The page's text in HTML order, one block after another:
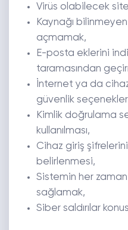
Virüs olabilecek
Kaynağı
açmamak,
E-posta eklerini
taramasından
İnternet ya da
güvenlik
Kimlik doğrulama
kullanılması,
Cihaz giriş
belirlenmesi,
Sistemin her zaman
sağlamak,
Siber saldırılar